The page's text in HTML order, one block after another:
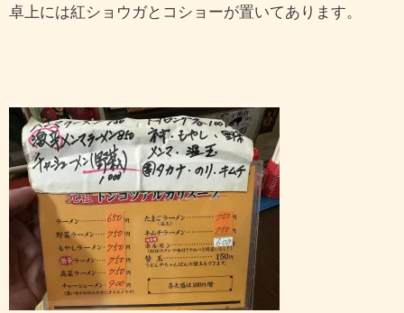
卓上には紅ショウガとコショーが置いてあります。